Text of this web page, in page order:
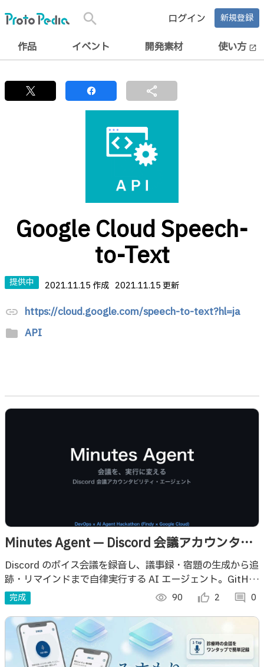
search ログイン 新規登録
作品 イベント 開発素材 使い方 open_in_new
share
Google Cloud Speech-
to-Text
提供中 2021.11.15 作成 2021.11.15 更新
link https://cloud.google.com/speech-to-text?hl=ja
folder API
Minutes Agent — Discord 会議アカウンタビ
リティ・エージェント
Discord のボイス会議を録音し、議事録・宿題の生成から追
跡・リマインドまで自律実行する AI エージェント。GitHub
から用語も自己学習する。
完成 visibility 90 thumb_up_alt 2 comment 0